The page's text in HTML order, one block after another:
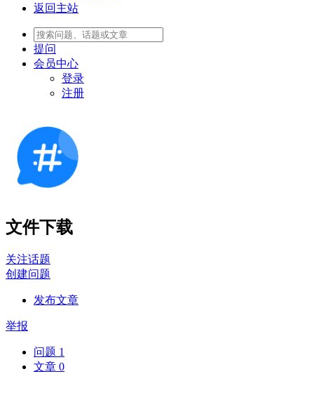
返回主站
提问
会员中心
登录
注册
文件下载
关注话题
创建问题
发布文章
举报
问题 1
文章 0